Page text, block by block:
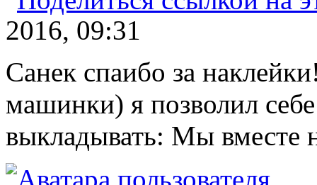
2016, 09:31
Санек спаибо за
машинки) я позволил
выкладывать: Мы вместе